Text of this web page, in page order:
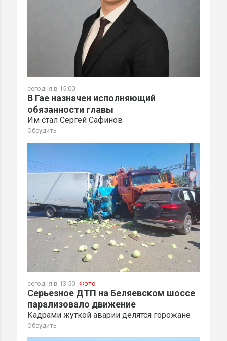
сегодня в 15:00
В Гае назначен исполняющий
обязанности главы
Им стал Сергей Сафинов
Обсудить
сегодня в 13:50 Фото
Серьезное ДТП на Беляевском шоссе
парализовало движение
Кадрами жуткой аварии делятся горожане
Обсудить